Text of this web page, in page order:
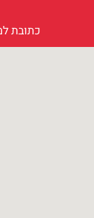
כתובת למכתבים: